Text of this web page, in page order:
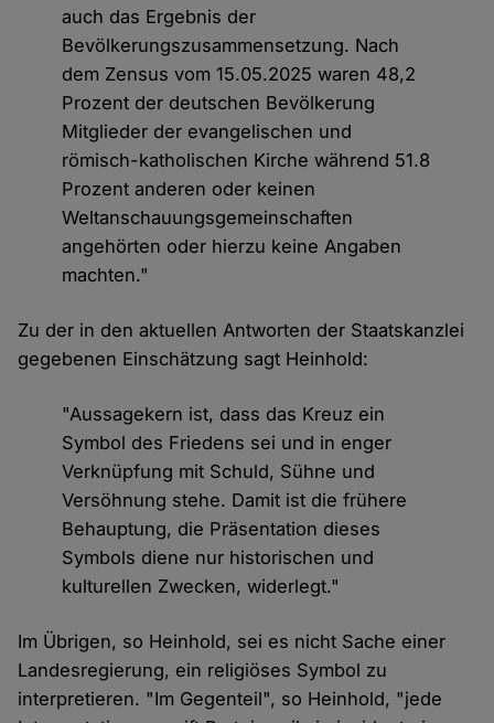
auch das Ergebnis der
Bevölkerungszusammensetzung. Nach
dem Zensus vom 15.05.2025 waren 48,2
Prozent der deutschen Bevölkerung
Mitglieder der evangelischen und
römisch-katholischen Kirche während 51.8
Prozent anderen oder keinen
Weltanschauungsgemeinschaften
angehörten oder hierzu keine Angaben
machten."
Zu der in den aktuellen Antworten der Staatskanzlei
gegebenen Einschätzung sagt Heinhold:
"Aussagekern ist, dass das Kreuz ein
Symbol des Friedens sei und in enger
Verknüpfung mit Schuld, Sühne und
Versöhnung stehe. Damit ist die frühere
Behauptung, die Präsentation dieses
Symbols diene nur historischen und
kulturellen Zwecken, widerlegt."
Im Übrigen, so Heinhold, sei es nicht Sache einer
Landesregierung, ein religiöses Symbol zu
interpretieren. "Im Gegenteil", so Heinhold, "jede